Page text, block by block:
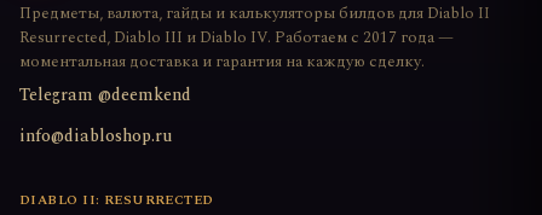
Предметы, валюта, гайды и калькуляторы билдов для Diablo II
Resurrected, Diablo III и Diablo IV. Работаем с 2017 года —
моментальная доставка и гарантия на каждую сделку.
Telegram @deemkend
info@diabloshop.ru
DIABLO II: RESURRECTED